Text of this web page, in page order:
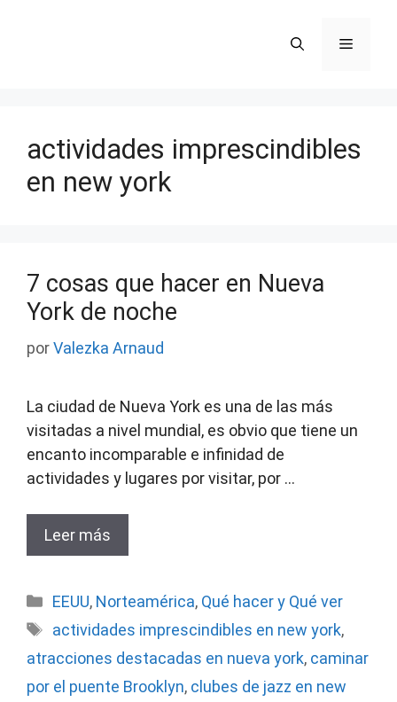
Menú
actividades imprescindibles
en new york
7 cosas que hacer en Nueva
York de noche
porValezka Arnaud
La ciudad de Nueva York es una de las más
visitadas a nivel mundial, es obvio que tiene un
encanto incomparable e infinidad de
actividades y lugares por visitar, por …
Leer más
Categorías
EEUU, Norteamérica, Qué hacer y Qué ver
Etiquetas
actividades imprescindibles en new york,
atracciones destacadas en nueva york, caminar
por el puente Brooklyn, clubes de jazz en new